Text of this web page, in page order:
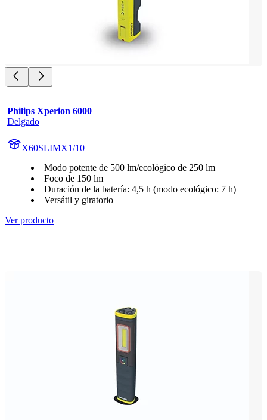
Philips Xperion 6000
Delgado
X60SLIMX1/10
Modo potente de 500 lm/ecológico de 250 lm
Foco de 150 lm
Duración de la batería: 4,5 h (modo ecológico: 7 h)
Versátil y giratorio
Ver producto